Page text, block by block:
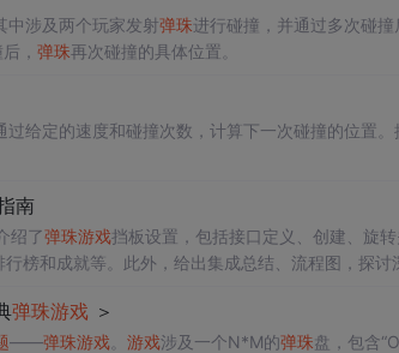
中涉及两个玩家发射弹珠进行碰撞，并通过多次碰
， 弹珠再次碰撞的具体位置。
过给定的速度和碰撞次数，计算下一次碰撞的位置
南
绍了弹珠游戏挡板设置，包括接口定义、创建、旋
榜和成就等。此外，给出集成总结、流程图，探讨
弹珠游戏 ＞
——弹珠游戏。 游戏涉及一个N*M的弹珠盘，包含